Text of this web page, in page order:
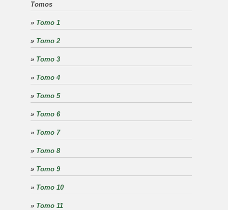
Tomos
» Tomo 1
» Tomo 2
» Tomo 3
» Tomo 4
» Tomo 5
» Tomo 6
» Tomo 7
» Tomo 8
» Tomo 9
» Tomo 10
» Tomo 11